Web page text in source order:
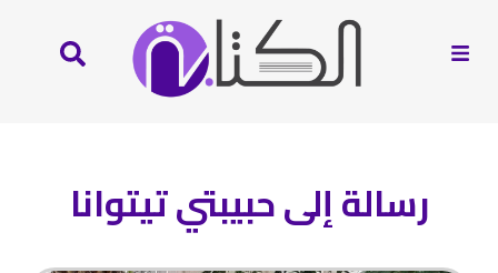
رسالة إلى حبيبتي تيتوانا